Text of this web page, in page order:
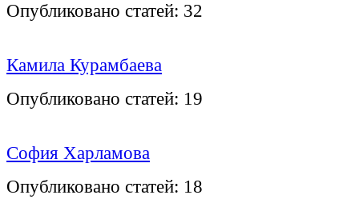
Опубликовано статей: 32
Камила Курамбаева
Опубликовано статей: 19
София Харламова
Опубликовано статей: 18